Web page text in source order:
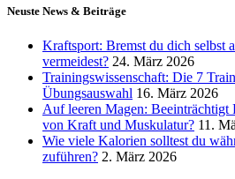
Neuste News & Beiträge
Kraftsport: Bremst du dich selbst
vermeidest? 24. März 2026
Trainingswissenschaft: Die 7
Übungsauswahl 16. März 2026
Auf leeren Magen: Beeinträchtigt
von Kraft und Muskulatur? 11.
Wie viele Kalorien solltest du
zuführen? 2. März 2026